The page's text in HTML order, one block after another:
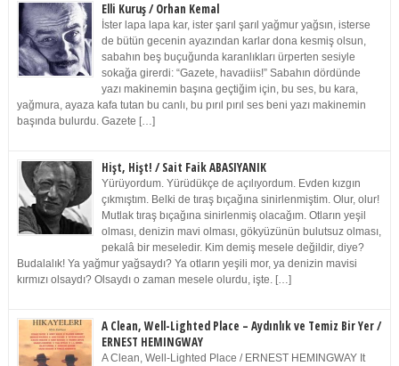
Elli Kuruş / Orhan Kemal
İster lapa lapa kar, ister şarıl şarıl yağmur yağsın, isterse
de bütün gecenin ayazından karlar dona kesmiş olsun,
sabahın beş buçuğunda karanlıkları ürperten sesiyle
sokağa girerdi: “Gazete, havadiis!” Sabahın dördünde
yazı makinemin başına geçtiğim için, bu ses, bu kara,
yağmura, ayaza kafa tutan bu canlı, bu pırıl pırıl ses beni yazı makinemin
başında bulurdu. Gazete […]
Hişt, Hişt! / Sait Faik ABASIYANIK
Yürüyordum. Yürüdükçe de açılıyordum. Evden kızgın
çıkmıştım. Belki de tıraş bıçağına sinirlenmiştim. Olur, olur!
Mutlak tıraş bıçağına sinirlenmiş olacağım. Otların yeşil
olması, denizin mavi olması, gökyüzünün bulutsuz olması,
pekalâ bir meseledir. Kim demiş mesele değildir, diye?
Budalalık! Ya yağmur yağsaydı? Ya otların yeşili mor, ya denizin mavisi
kırmızı olsaydı? Olsaydı o zaman mesele olurdu, işte. […]
A Clean, Well-Lighted Place – Aydınlık ve Temiz Bir Yer /
ERNEST HEMINGWAY
A Clean, Well-Lighted Place / ERNEST HEMINGWAY It